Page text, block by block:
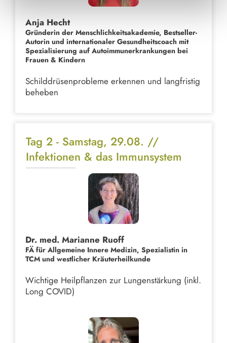
Anja Hecht
Gründerin der Menschlichkeitsakademie, Bestseller-
Autorin und internationaler Gesundheitscoach mit
Spezialisierung auf Autoimmunerkrankungen bei
Frauen & Kindern
Schilddrüsenprobleme erkennen und langfristig
beheben
Tag 2 - Samstag, 29.08. //
Infektionen & das Immunsystem
Dr. med. Marianne Ruoff
FÄ für Allgemeine Innere Medizin, Spezialistin in
TCM und westlicher Kräuterheilkunde
Wichtige Heilpflanzen zur Lungenstärkung (inkl.
Long COVID)